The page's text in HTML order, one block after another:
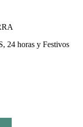
horas y Festivos